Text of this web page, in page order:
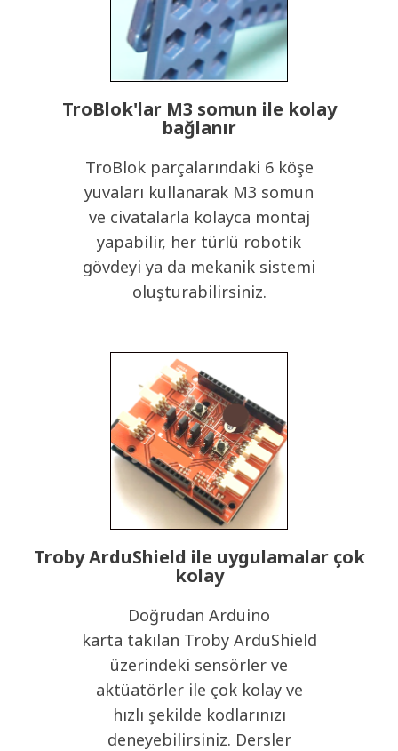
TroBlok'lar M3 somun ile kolay
bağlanır
TroBlok parçalarındaki 6 köşe
yuvaları kullanarak M3 somun
ve civatalarla kolayca montaj
yapabilir, her türlü robotik
gövdeyi ya da mekanik sistemi
oluşturabilirsiniz.
Troby ArduShield ile uygulamalar çok
kolay
Doğrudan Arduino
karta takılan Troby ArduShield
üzerindeki sensörler ve
aktüatörler ile çok kolay ve
hızlı şekilde kodlarınızı
deneyebilirsiniz. Dersler